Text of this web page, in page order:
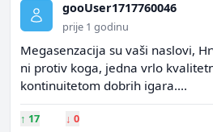
gooUser1717760046
prije 1 godinu
Megasenzacija su vaši naslovi,
ni protiv koga, jedna vrlo
kontinuitetom dobrih igara....
↑ 17 ↓ 0